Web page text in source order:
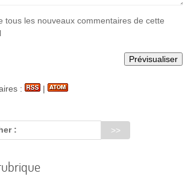
tous les nouveaux commentaires de cette
: |
: